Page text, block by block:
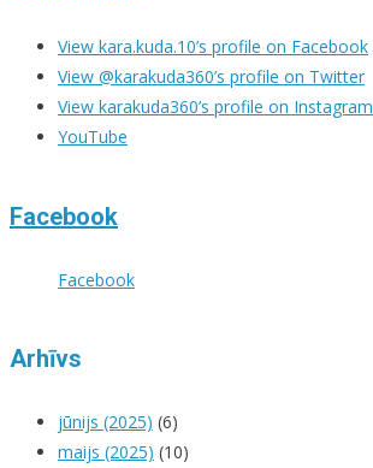
View kara.kuda.10’s profile on Facebook
View @karakuda360’s profile on Twitter
View karakuda360’s profile on Instagram
YouTube
Facebook
Facebook
Arhīvs
jūnijs (2025) (6)
maijs (2025) (10)